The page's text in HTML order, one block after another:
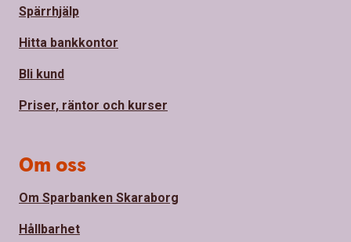
Spärrhjälp
Hitta bankkontor
Bli kund
Priser, räntor och kurser
Om oss
Om Sparbanken Skaraborg
Hållbarhet